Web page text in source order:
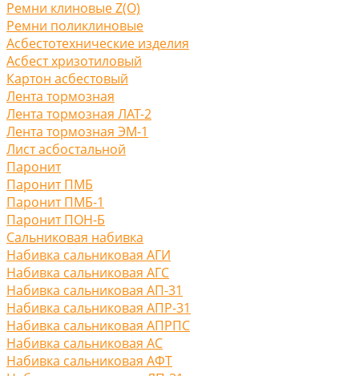
Ремни клиновые Z(O)
Ремни поликлиновые
Асбестотехнические изделия
Асбест хризотиловый
Картон асбестовый
Лента тормозная
Лента тормозная ЛАТ-2
Лента тормозная ЭМ-1
Лист асбостальной
Паронит
Паронит ПМБ
Паронит ПМБ-1
Паронит ПОН-Б
Сальниковая набивка
Набивка сальниковая АГИ
Набивка сальниковая АГС
Набивка сальниковая АП-31
Набивка сальниковая АПР-31
Набивка сальниковая АПРПС
Набивка сальниковая АС
Набивка сальниковая АФТ